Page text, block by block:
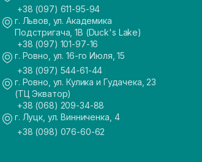
+38 (097) 611-95-94
г. Львов, ул. Академика
Подстригача, 1В (Duck's Lake)
+38 (097) 101-97-16
г. Ровно, ул. 16-го Июля, 15
+38 (097) 544-61-44
г. Ровно, ул. Кулика и Гудачека, 23
(ТЦ Экватор)
+38 (068) 209-34-88
г. Луцк, ул. Винниченка, 4
+38 (098) 076-60-62